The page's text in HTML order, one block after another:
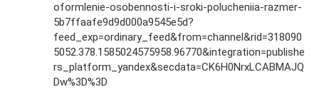
oformlenie-osobennosti-i-sroki-polucheniia-razmer-
5b7ffaafe9d9d000a9545e5d?
feed_exp=ordinary_feed&from=channel&rid=318090
5052.378.1585024575958.96770&integration=publishe
rs_platform_yandex&secdata=CK6H0NrxLCABMAJQ
Dw%3D%3D